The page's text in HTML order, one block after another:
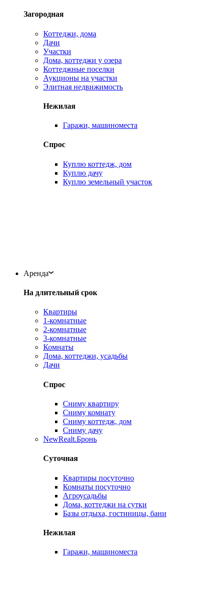
Загородная
Коттеджи, дома
Дачи
Участки
Дома, коттеджи у озера
Коттеджные поселки
Аукционы на участки
Элитная недвижимость
Нежилая
Гаражи, машиноместа
Спрос
Куплю коттедж, дом
Куплю дачу
Куплю земельный участок
Аренда
На длительный срок
Квартиры
1-комнатные
2-комнатные
3-комнатные
Комнаты
Дома, коттеджи, усадьбы
Дачи
Спрос
Сниму квартиру
Сниму комнату
Сниму коттедж, дом
Сниму дачу
NewRealt.Бронь
Суточная
Квартиры посуточно
Комнаты посуточно
Агроусадьбы
Дома, коттеджи на сутки
Базы отдыха, гостиницы, бани
Нежилая
Гаражи, машиноместа